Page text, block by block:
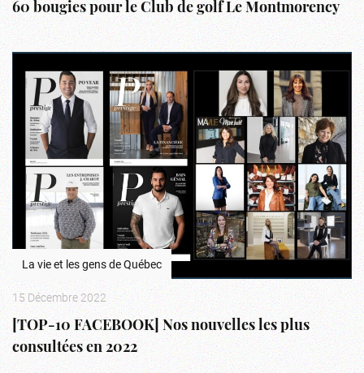
60 bougies pour le Club de golf Le Montmorency
La vie et les gens de Québec
15 Décembre 2022
[TOP-10 FACEBOOK] Nos nouvelles les plus
consultées en 2022